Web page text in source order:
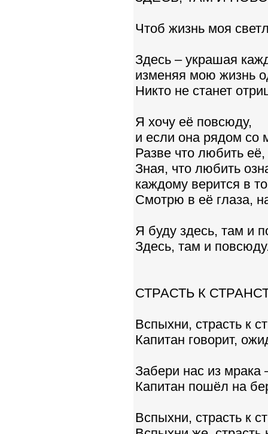
Чтоб жизнь моя
Здесь – украшая
изменяя мою жизнь
Никто не станет
Я хочу её повсюду,
и если она рядом со
Разве что любить её,
Зная, что любить
каждому верится в
Смотрю в её глаза,
Я буду здесь, там и
Здесь, там и
СТРАСТЬ К
Вспыхни, страсть к
Капитан говорит,
Забери нас из мрака
Капитан пошёл на
Вспыхни, страсть к